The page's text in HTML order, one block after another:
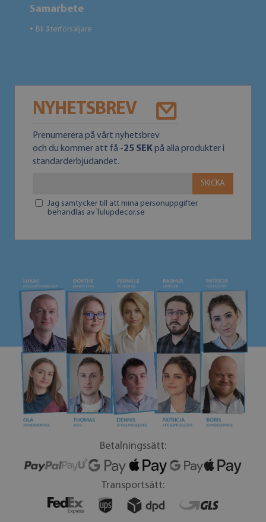
Samarbete
● Bli återförsäljare
NYHETSBREV
Prenumerera på vårt nyhetsbrev
och du kommer att få -25 SEKpå alla produkter i
standarderbjudandet.
SKICKA
Jag samtycker till att mina personuppgifter
behandlas av Tulupdecor.se
Betalningssätt:
Transportsätt: